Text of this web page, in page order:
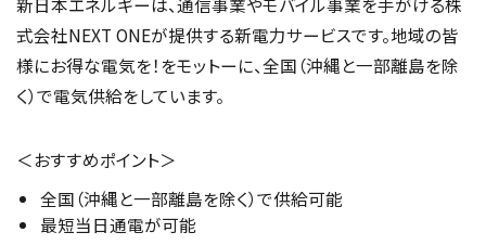
式会社NEXT ONEが提供する新電力サービスです。地域の皆
様にお得な電気を！をモットーに、全国（沖縄と一部離島を除
く）で電気供給をしています。
＜おすすめポイント＞
全国（沖縄と一部離島を除く）で供給可能
最短当日通電が可能